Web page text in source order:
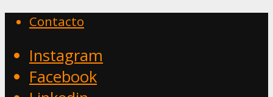
Contacto
Instagram
Facebook